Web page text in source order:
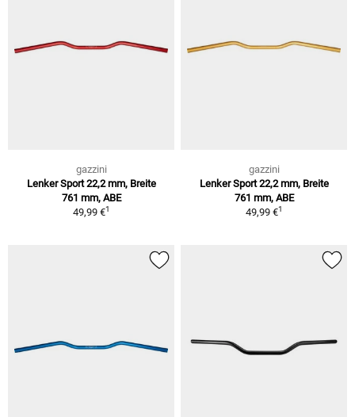
gazzini
Lenker Sport 22,2 mm, Breite
761 mm, ABE
49,99 €1
gazzini
Lenker Sport 22,2 mm, Breite
761 mm, ABE
49,99 €1